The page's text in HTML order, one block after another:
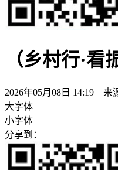
（乡村行·
2026年05月08日 14:19 来
大字体
小字体
分享到：